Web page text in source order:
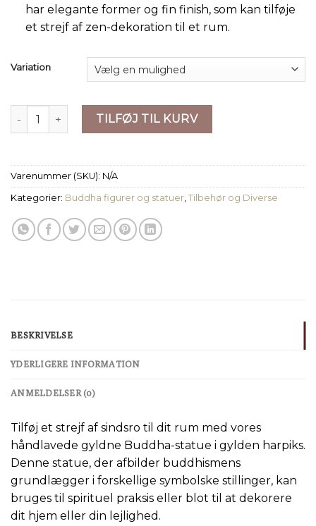
har elegante former og fin finish, som kan tilføje
et strejf af zen-dekoration til et rum.
Variation
Buddha Figurer | Håndlavet Golden Resin Buddha | Zen
TILFØJ TIL KURV
Varenummer (SKU): N/A
Kategorier: Buddha figurer og statuer, Tilbehør og Diverse
BESKRIVELSE
YDERLIGERE INFORMATION
ANMELDELSER (0)
Tilføj et strejf af sindsro til dit rum med vores
håndlavede gyldne Buddha-statue i gylden harpiks.
Denne statue, der afbilder buddhismens
grundlægger i forskellige symbolske stillinger, kan
bruges til spirituel praksis eller blot til at dekorere
dit hjem eller din lejlighed.